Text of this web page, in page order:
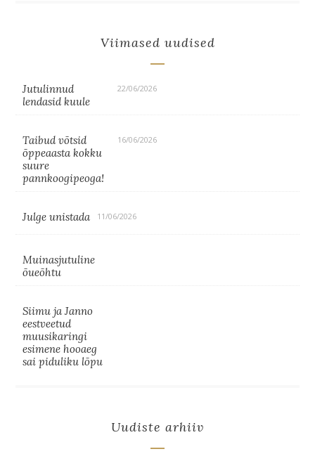
Viimased uudised
Jutulinnud
lendasid kuule
22/06/2026
Taibud võtsid
õppeaasta kokku
suure
pannkoogipeoga!
16/06/2026
Julge unistada 11/06/2026
Muinasjutuline
õueõhtu
Siimu ja Janno
eestveetud
muusikaringi
esimene hooaeg
sai piduliku lõpu
Uudiste arhiiv